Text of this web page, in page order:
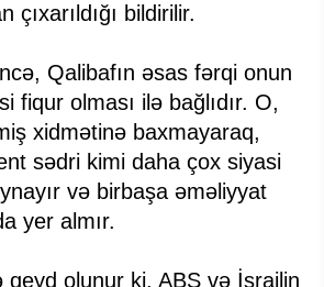
çıxarıldığı bildirilir.
Qalibafın əsas fərqi onun
fiqur olması ilə bağlıdır. O,
xidmətinə baxmayaraq,
sədri kimi daha çox siyasi
və birbaşa əməliyyat
yer almır.
qeyd olunur ki, ABŞ və İsrailin